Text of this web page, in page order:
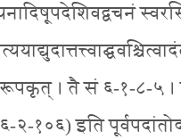
। तै सं ६-१-८-५ । इति
६-२-१०६) इति